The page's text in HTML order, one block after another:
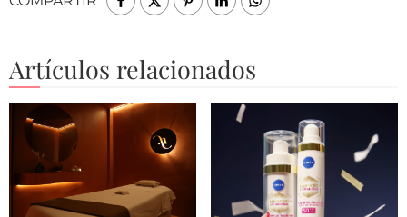
Artículos relacionados